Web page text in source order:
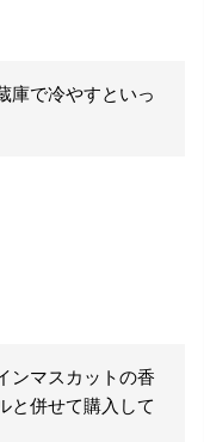
庫で冷やすといっ
ンマスカットの香
と併せて購入して